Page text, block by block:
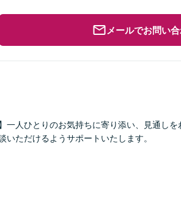
メールでお問い
一人ひとりのお気持ちに寄り添い、見通し
ただけるようサポートいたします。